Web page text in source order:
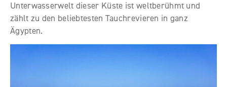
Unterwasserwelt dieser Küste ist weltberühmt und
zählt zu den beliebtesten Tauchrevieren in ganz
Ägypten.